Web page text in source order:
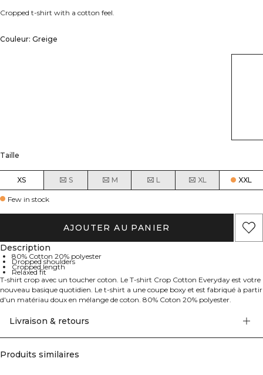
Cropped t-shirt with a cotton feel.
Couleur: Greige
Taille
XS S M L XL XXL
Few in stock
AJOUTER AU PANIER
Description
80% Cotton 20% polyester
Dropped shoulders
Cropped length
Relaxed fit
T-shirt crop avec un toucher coton. Le T-shirt Crop Cotton Everyday est votre
nouveau basique quotidien. Le t-shirt a une coupe boxy et est fabriqué à partir
d'un matériau doux en mélange de coton. 80% Coton 20% polyester.
Livraison & retours
Produits similaires